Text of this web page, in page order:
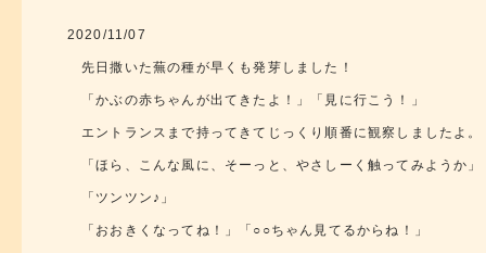
2020/11/07
先日撒いた蕪の種が早くも発芽しました！
「かぶの赤ちゃんが出てきたよ！」「見に行こう！」
エントランスまで持ってきてじっくり順番に観察しましたよ。
「ほら、こんな風に、そーっと、やさしーく触ってみようか」
「ツンツン♪」
「おおきくなってね！」「○○ちゃん見てるからね！」